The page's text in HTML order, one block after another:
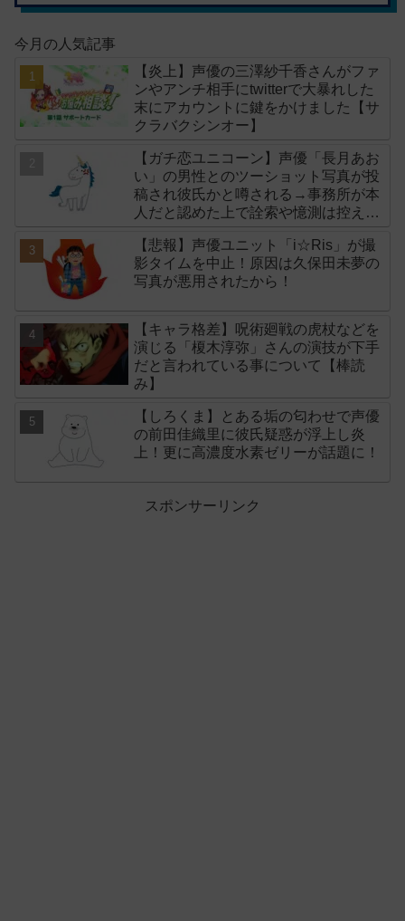
今月の人気記事
【炎上】声優の三澤紗千香さんがファ
ンやアンチ相手にtwitterで大暴れした
末にアカウントに鍵をかけました【サ
クラバクシンオー】
【ガチ恋ユニコーン】声優「長月あお
い」の男性とのツーショット写真が投
稿され彼氏かと噂される→事務所が本
人だと認めた上で詮索や憶測は控える
【悲報】声優ユニット「i☆Ris」が撮
影タイムを中止！原因は久保田未夢の
写真が悪用されたから！
【キャラ格差】呪術廻戦の虎杖などを
演じる「榎木淳弥」さんの演技が下手
だと言われている事について【棒読
み】
【しろくま】とある垢の匂わせで声優
の前田佳織里に彼氏疑惑が浮上し炎
上！更に高濃度水素ゼリーが話題に！
スポンサーリンク